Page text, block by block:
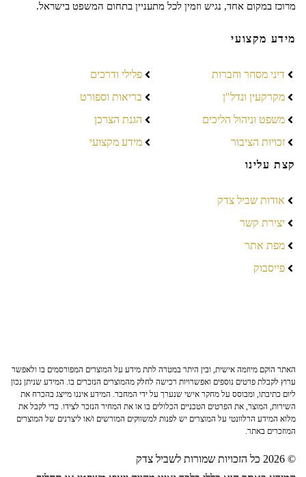
מרוכז במקום אחד, נגיש וזמין לכל מתעניין בתחום המשפט בישראל.
מידע מקצועי
דיני מסחר וחברות
מקרקעין ונדל"ן
משפט וניהול הליכים
זכויות הציבור
פלילי ודרכים
בריאות וספורט
הגנת הצרכן
מידע מקצועי
קצת עלינו
אודות שביל צדק
יצירת קשר
מפת אתר
פייסבוק
האתר הוקם מיוזמה אישית, ובין היתר במטרה לתת מידע על המוצרים המפורסמים בו ולאפשר
ערוץ לקבלת פרטים נוספים ואפשרויות רכישה לחלק מהמוצרים הנזכרים בו. המידע שניתן נכון
ליום כתיבתו, ומבוסס על מחקר אישי שנערך על ידי המחבר. המידע איננו מייצג בהכרח את
השירות, המוצר, את הפרטים הטכניים הכלולים בו או את המחיר הנזכר לצידו. כדי לקבל את
מלוא המידע הרלוונטי על המוצרים יש לפנות למשווקים המורשים ו/או ליצרנים של המוצרים
המוזכרים באתר.
© 2026 כל הזכויות שמורות לשביל צדק